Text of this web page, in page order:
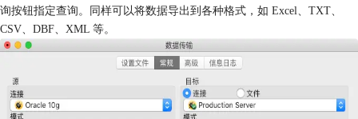
询按钮指定查询。同样可以将数据导出到各种格式，如 Excel、TXT、
CSV、DBF、XML 等。